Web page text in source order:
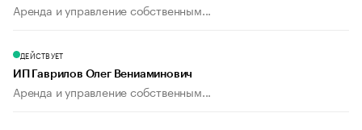
Аренда и управление собственным...
ДЕЙСТВУЕТ
ИП Гаврилов Олег Вениаминович
Аренда и управление собственным...